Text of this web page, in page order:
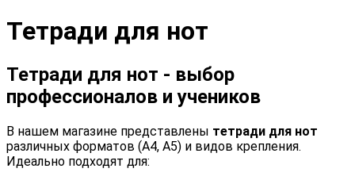
Тетради для нот
Тетради для нот - выбор
профессионалов и учеников
В нашем магазине представлены тетради для нот
различных форматов (А4, А5) и видов крепления.
Идеально подходят для: